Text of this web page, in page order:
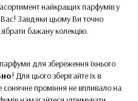
найкращих парфумів у
Вас! Завдяки цьому Ви точно
бажану колекцію.
для збереження їхнього
! Для цього зберігайте їх в
проміння не впливало на